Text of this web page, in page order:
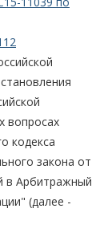
вопросах
кодекса
закона от
в Арбитражный
(далее -